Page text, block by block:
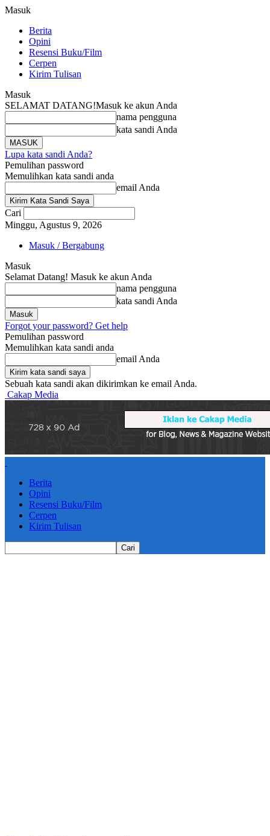
Masuk
Berita
Opini
Resensi Buku/Film
Cerpen
Kirim Tulisan
Masuk
SELAMAT DATANG!Masuk ke akun Anda
nama pengguna
kata sandi Anda
Lupa kata sandi Anda?
Pemulihan password
Memulihkan kata sandi anda
email Anda
Cari
Minggu, Agustus 9, 2026
Masuk / Bergabung
Masuk
Selamat Datang! Masuk ke akun Anda
nama pengguna
kata sandi Anda
Forgot your password? Get help
Pemulihan password
Memulihkan kata sandi anda
email Anda
Sebuah kata sandi akan dikirimkan ke email Anda.
Cakap Media
Berita
Opini
Resensi Buku/Film
Cerpen
Kirim Tulisan